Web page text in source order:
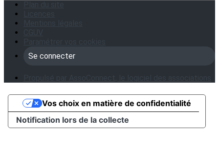
Se connecter
Notification lors de la collecte
Vos choix en matière de confidentialité